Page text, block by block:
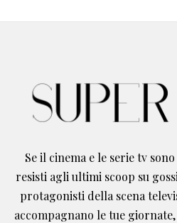
Se il cinema e le serie tv
resisti agli ultimi scoop su
protagonisti della scena
accompagnano le tue